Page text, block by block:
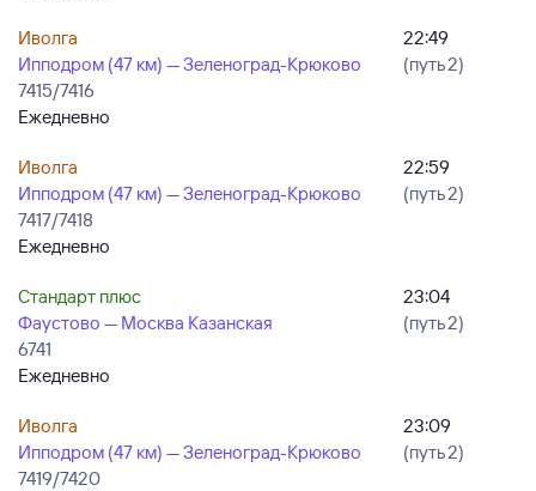
Иволга
Ипподром (47 км) — Зеленоград-Крюково
7415/7416
Ежедневно
22:49
(путь 2)
Иволга
Ипподром (47 км) — Зеленоград-Крюково
7417/7418
Ежедневно
22:59
(путь 2)
Стандарт плюс
Фаустово — Москва Казанская
6741
Ежедневно
23:04
(путь 2)
Иволга
Ипподром (47 км) — Зеленоград-Крюково
7419/7420
23:09
(путь 2)